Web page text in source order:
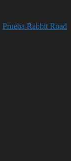
Prueba Rabbit Road